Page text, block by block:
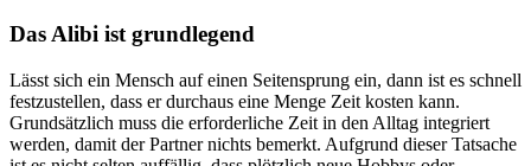
Das Alibi ist grundlegend
Lässt sich ein Mensch auf einen Seitensprung ein, dann ist es schnell
festzustellen, dass er durchaus eine Menge Zeit kosten kann.
Grundsätzlich muss die erforderliche Zeit in den Alltag integriert
werden, damit der Partner nichts bemerkt. Aufgrund dieser Tatsache